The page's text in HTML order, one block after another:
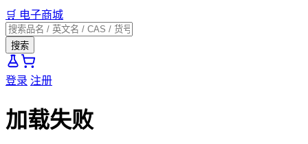
🛒 电子商城
搜索
登录 注册
加载失败